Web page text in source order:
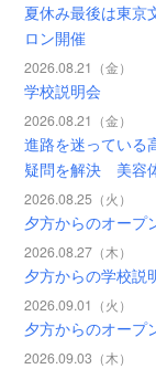
夏休み最後は東
ロン開催
2026.08.21（金）
学校説明会
2026.08.21（金）
進路を迷っている
疑問を解決 美容
2026.08.25（火）
夕方からのオープ
2026.08.27（木）
夕方からの学校説
2026.09.01（火）
夕方からのオープ
2026.09.03（木）